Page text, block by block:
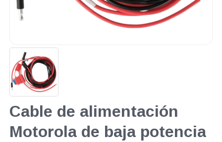
Cable de alimentación
Motorola de baja potencia